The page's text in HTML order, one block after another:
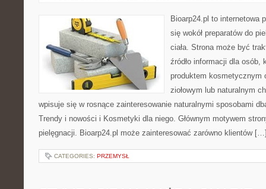
Bioarp24.pl to internetowa
się wokół preparatów do
ciała. Strona może być
źródło informacji dla osób,
produktem kosmetycznym
ziołowym lub naturalnym
wpisuje się w rosnące zainteresowanie naturalnymi sposobami
Trendy i nowości i Kosmetyki dla niego. Głównym motywem
pielęgnacji. Bioarp24.pl może zainteresować zarówno klientów
CATEGORIES: PRZEMYSŁ